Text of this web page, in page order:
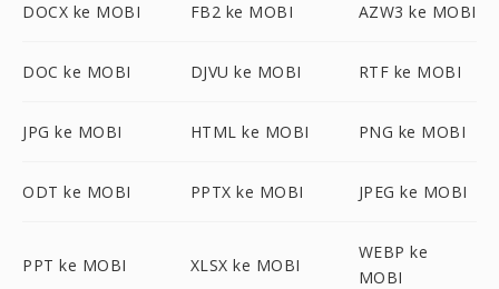
DOCX ke MOBI FB2 ke MOBI AZW3 ke MOBI
DOC ke MOBI DJVU ke MOBI RTF ke MOBI
JPG ke MOBI HTML ke MOBI PNG ke MOBI
ODT ke MOBI PPTX ke MOBI JPEG ke MOBI
PPT ke MOBI XLSX ke MOBI
WEBP ke
MOBI